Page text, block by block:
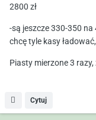
2800 zł
-są jeszcze 330-350 na
chcę tyle kasy
Piasty mierzone 3
Cytuj